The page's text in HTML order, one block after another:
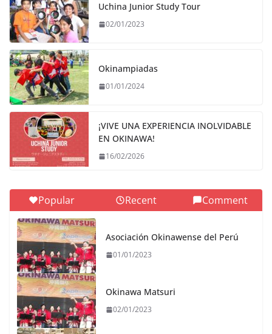
Uchina Junior Study Tour
02/01/2023
Okinampiadas
01/01/2024
¡VIVE UNA EXPERIENCIA INOLVIDABLE
EN OKINAWA!
16/02/2026
Popular Recent Comment
Asociación Okinawense del Perú
01/01/2023
Okinawa Matsuri
02/01/2023